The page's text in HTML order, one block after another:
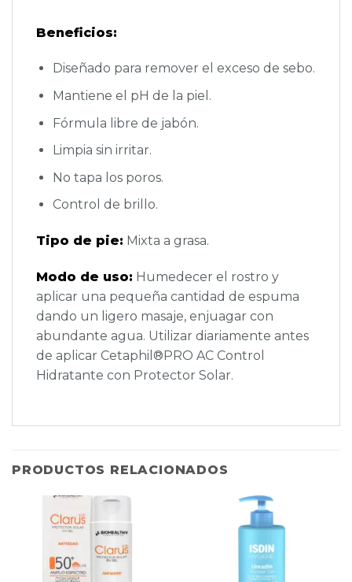
Beneficios:
Diseñado para remover el exceso de sebo.
Mantiene el pH de la piel.
Fórmula libre de jabón.
Limpia sin irritar.
No tapa los poros.
Control de brillo.
Tipo de pie: Mixta a grasa.
Modo de uso: Humedecer el rostro y
aplicar una pequeña cantidad de espuma
dando un ligero masaje, enjuagar con
abundante agua. Utilizar diariamente antes
de aplicar Cetaphil®PRO AC Control
Hidratante con Protector Solar.
PRODUCTOS RELACIONADOS